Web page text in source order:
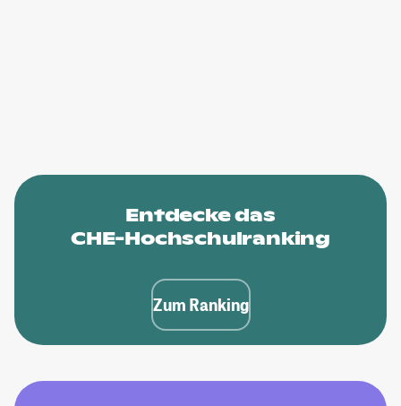
Entdecke das
CHE-Hochschulranking
Zum Ranking